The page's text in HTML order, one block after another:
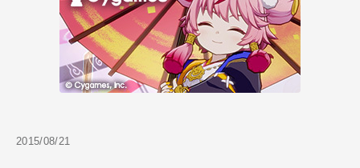
2015/08/21